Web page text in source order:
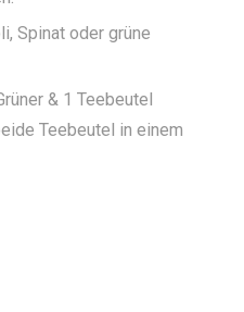
Spinat oder grüne
& 1 Teebeutel
Teebeutel in einem